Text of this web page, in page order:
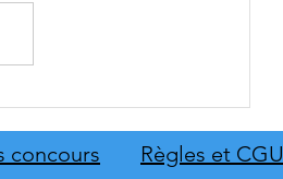
extension HommeRègles et CGU
concours